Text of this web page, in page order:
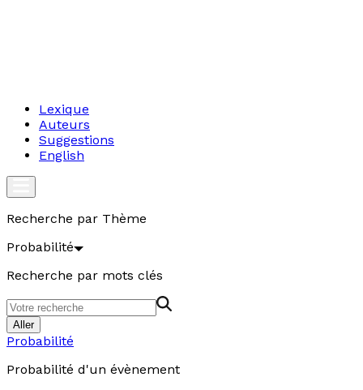
Lexique
Auteurs
Suggestions
English
Recherche par Thème
Probabilité
Recherche par mots clés
Aller
Probabilité
Probabilité d'un évènement